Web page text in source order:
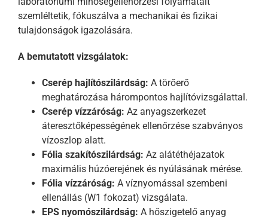
szemléltetik, fókuszálva a mechanikai és fizikai
tulajdonságok igazolására.
A bemutatott vizsgálatok:
Cserép hajlítószilárdság: A törőerő
meghatározása hárompontos hajlítóvizsgálattal.
Cserép vízzáróság: Az anyagszerkezet
áteresztőképességének ellenőrzése szabványos
vízoszlop alatt.
Fólia szakítószilárdság: Az alátéthéjazatok
maximális húzóerejének és nyúlásának mérése.
Fólia vízzáróság: A víznyomással szembeni
ellenállás (W1 fokozat) vizsgálata.
EPS nyomószilárdság: A hőszigetelő anyag